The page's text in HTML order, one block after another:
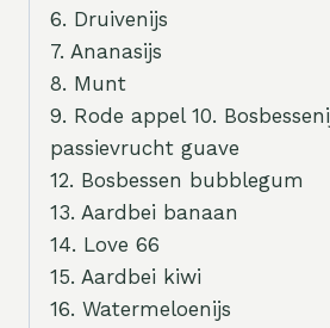
6. Druivenijs
7. Ananasijs
8. Munt
9. Rode appel 10.
passievrucht guave
12. Bosbessen bubblegum
13. Aardbei banaan
14. Love 66
15. Aardbei kiwi
16. Watermeloenijs